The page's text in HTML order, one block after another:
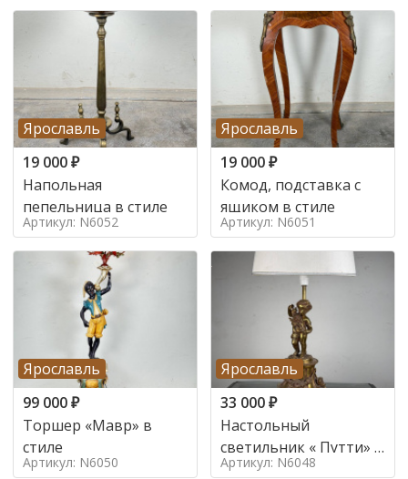
Ярославль
19 000₽
Напольная
пепельница в стиле
Артикул: N6052
Ярославль
19 000₽
Комод, подставка с
ящиком в стиле
Артикул: N6051
Ярославль
99 000₽
Торшер «Мавр» в
стиле
Артикул: N6050
Ярославль
33 000₽
Настольный
светильник « Путти» в
стиле
Артикул: N6048